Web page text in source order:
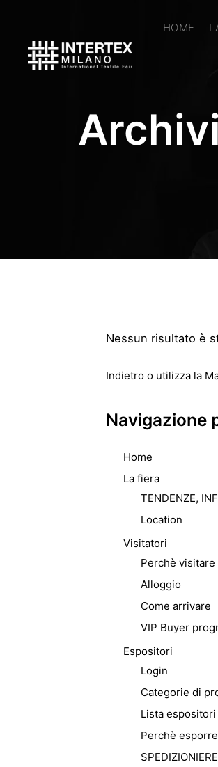
HOME
Nessun risultato è
Indietro o utilizza la
Navigazione
Home
La fiera
TENDENZE,
Location
Visitatori
Perchè visitare
Alloggio
Come arrivare
VIP Buyer
Espositori
Login
Categorie di
Lista
Perchè esporre